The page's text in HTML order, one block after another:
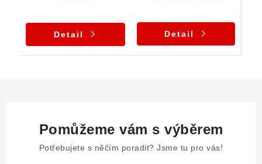
Detail Detail
Pomůžeme vám s výběrem
Potřebujete s něčím poradit? Jsme tu pro vás!